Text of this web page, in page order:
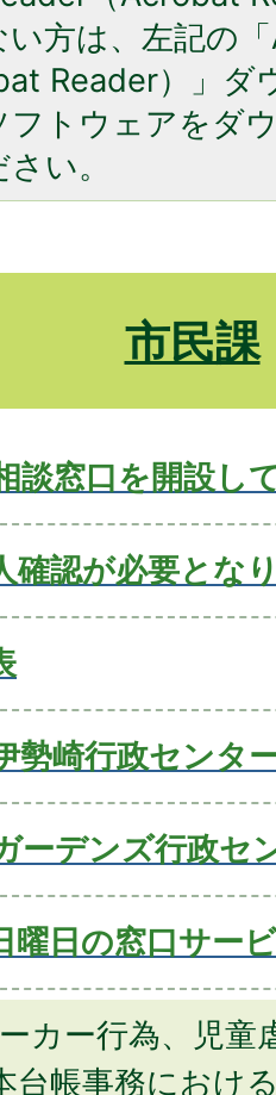
方は、左記の
Reader）」ダ
フトウェアをダ
い。
市民課
談窓口を開設し
確認が必要とな
勢崎行政センタ
ーデンズ行政セ
曜日の窓口サー
カー⾏為、児童
台帳事務におけ